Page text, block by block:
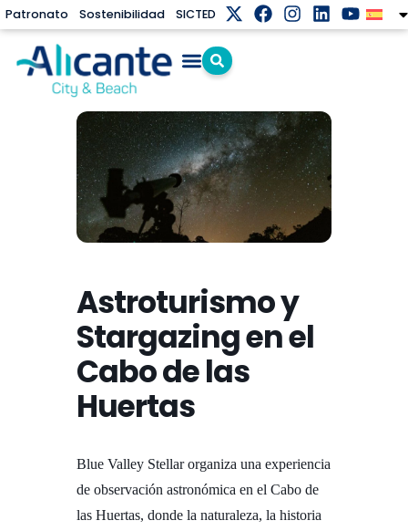
Patronato Sostenibilidad SICTED
Astroturismo y
Stargazing en el
Cabo de las
Huertas
Blue Valley Stellar organiza una experiencia
de observación astronómica en el Cabo de
las Huertas, donde la naturaleza, la historia